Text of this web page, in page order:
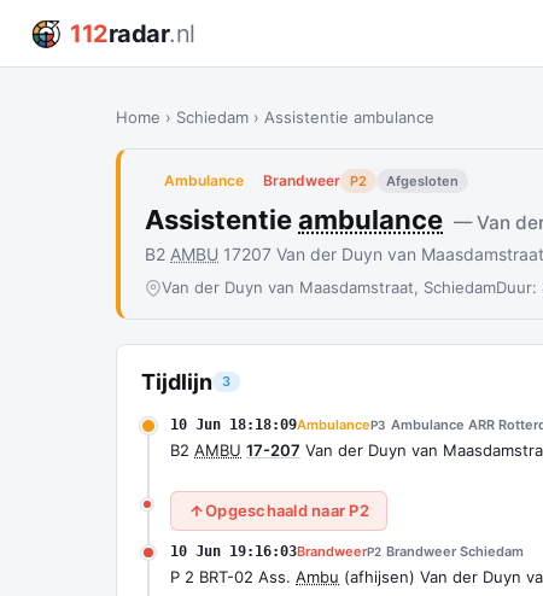
112radar.nl
Home › Schiedam › Assistentie ambulance
Ambulance Brandweer P2 Afgesloten
Assistentieambulance — Van
B2 AMBU 17207 Van der Duyn van
Van der Duyn van Maasdamstraat, SchiedamDuur:
Tijdlijn 3
10 Jun 18:18:09AmbulanceP3 Ambulance ARR
B2 AMBU 17-207 Van der Duyn van
Opgeschaald naar P2
10 Jun 19:16:03BrandweerP2 Brandweer Schiedam
P 2 BRT-02 Ass. Ambu (afhijsen) Van der Duyn